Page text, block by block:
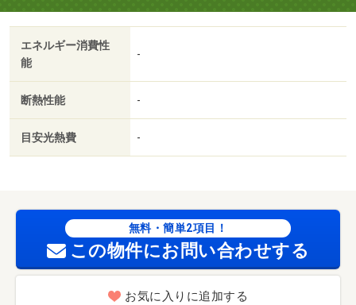
入力するだけ。お部屋探しを、もっと気軽に、もっとスム
ーズに。・賃貸保証等：加入要（ハウスリーブ ハウスリ
ーブ株式会社 契約時保証委託料：２．２万／月額保証委
託料：賃料総額の２．２％又は５．５％ ※ペット可は
在・うどんちゃんと『ＬＩＮＥで簡単』お部屋探し まず
はＬＩＮＥで条件を入力するだけ。 お部屋探しを、もっ
と気軽に、もっとスムーズに。/クリーニング費用 50000
エネルギー消費性
能
-
断熱性能 -
目安光熱費 -
無料・簡単2項目！
この物件にお問い合わせする
お気に入りに追加する